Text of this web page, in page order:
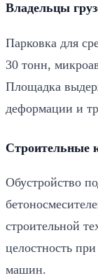
8
Приёмка
передаём
проектную
Владельцы
Парковка для
30 тонн,
Площадка
деформации и
Строительные
Обустройство
строительной
целостность
машин.